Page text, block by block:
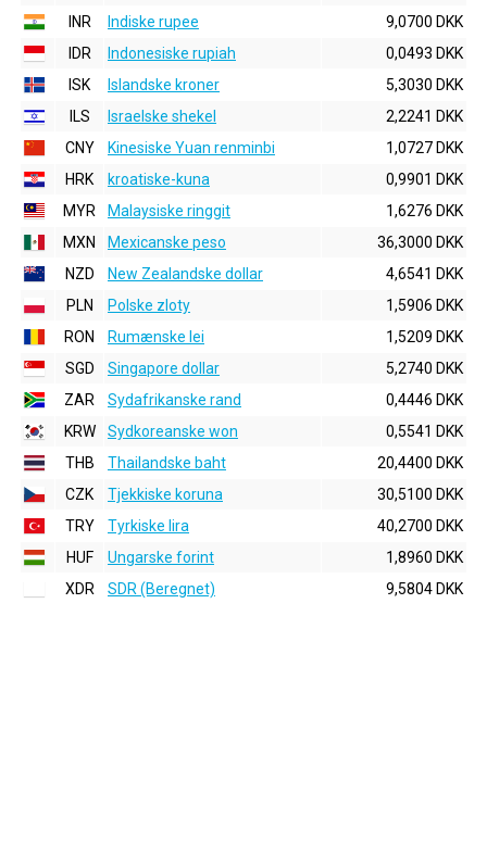
INR
Indiske rupee
9,0700 DKK
IDR
Indonesiske rupiah
0,0493 DKK
ISK
Islandske kroner
5,3030 DKK
ILS
Israelske shekel
2,2241 DKK
CNY
Kinesiske Yuan renminbi
1,0727 DKK
HRK
kroatiske-kuna
0,9901 DKK
MYR
Malaysiske ringgit
1,6276 DKK
MXN
Mexicanske peso
36,3000 DKK
NZD
New Zealandske dollar
4,6541 DKK
PLN
Polske zloty
1,5906 DKK
RON
Rumænske lei
1,5209 DKK
SGD
Singapore dollar
5,2740 DKK
ZAR
Sydafrikanske rand
0,4446 DKK
KRW
Sydkoreanske won
0,5541 DKK
THB
Thailandske baht
20,4400 DKK
CZK
Tjekkiske koruna
30,5100 DKK
TRY
Tyrkiske lira
40,2700 DKK
HUF
Ungarske forint
1,8960 DKK
XDR
SDR (Beregnet) 9,5804 DKK